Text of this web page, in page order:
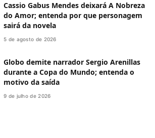
Cassio Gabus Mendes deixará A Nobreza
do Amor; entenda por que personagem
sairá da novela
5 de agosto de 2026
Globo demite narrador Sergio Arenillas
durante a Copa do Mundo; entenda o
motivo da saída
9 de julho de 2026